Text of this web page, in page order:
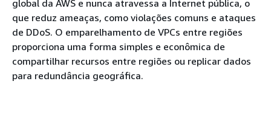
global da AWS e nunca atravessa a Internet pública, o
que reduz ameaças, como violações comuns e ataques
de DDoS. O emparelhamento de VPCs entre regiões
proporciona uma forma simples e econômica de
compartilhar recursos entre regiões ou replicar dados
para redundância geográfica.